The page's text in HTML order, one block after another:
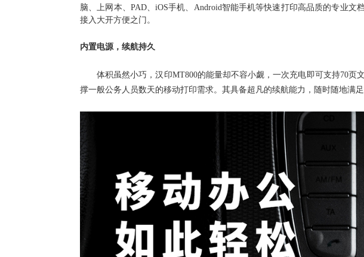
脑、上网本、 PAD、iOS手机、 Android 智能手机等快速打印高品质的专业文
接入大开方便之门。
内置电源，续航持久
体积虽然小巧，汉印MT800的能量却不容小觑，一次充电即可支持70页
撑一般公务人员数天的移动打印需求。其具备超凡的续航能力，随时随地满足